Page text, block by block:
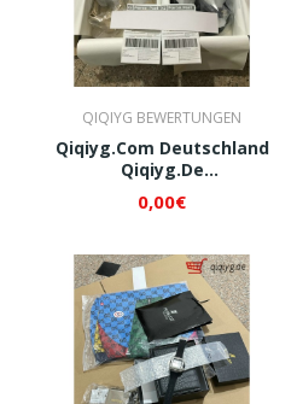
QIQIYG BEWERTUNGEN
Qiqiyg.com Deutschland
Qiqiyg.de
QI054
0,00€